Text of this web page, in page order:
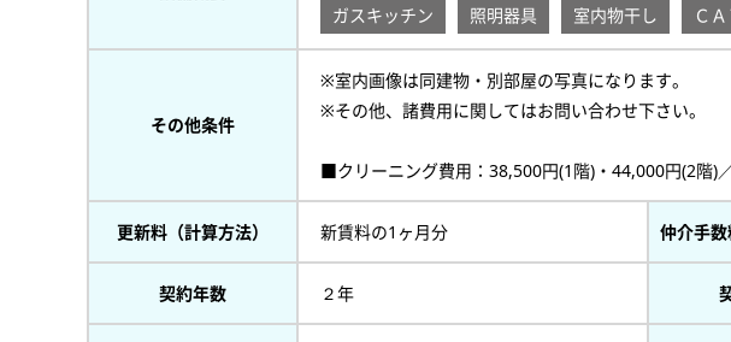
ガスキッチン 照明器具 室内物干し Ｃ
その他条件
※室内画像は同建物・別部屋の写真になります。
※その他、諸費用に関してはお問い合わせ下さい。
■クリーニング費用：38,500円(1階)・44,000円(2階)
更新料（計算方法） 新賃料の1ヶ月分 仲介手数
契約年数 ２年